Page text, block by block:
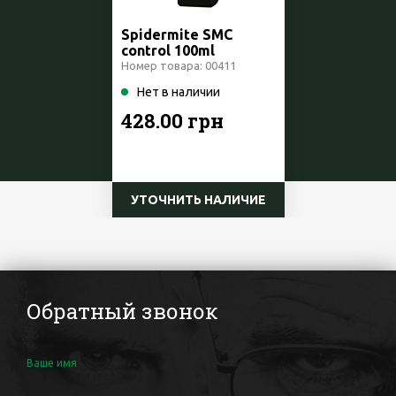
Spidermite SMC
control 100ml
Номер товара: 00411
Нет в наличии
428.00 грн
УТОЧНИТЬ НАЛИЧИЕ
Обратный звонок
Ваше имя